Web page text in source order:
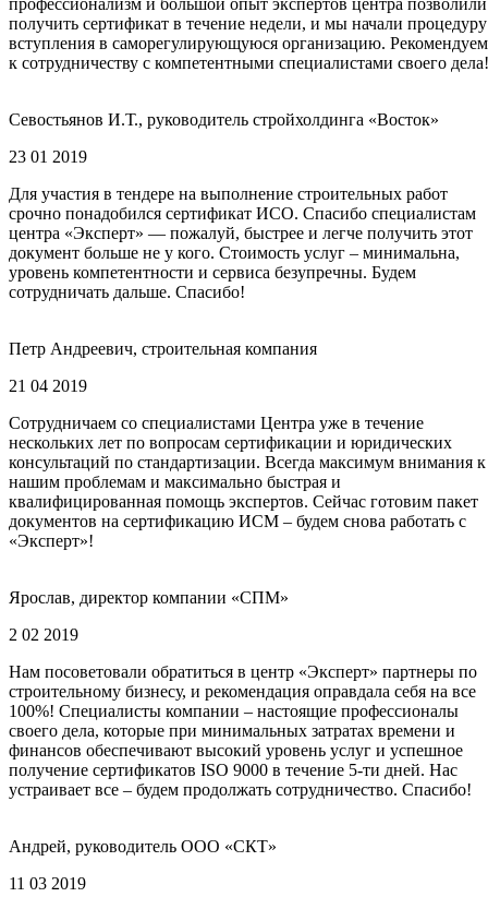
получить сертификат в течение недели, и мы начали процедуру
вступления в саморегулирующуюся организацию. Рекомендуем
к сотрудничеству с компетентными специалистами своего дела!
Севостьянов И.Т., руководитель стройхолдинга «Восток»
23 01 2019
Для участия в тендере на выполнение строительных работ
срочно понадобился сертификат ИСО. Спасибо специалистам
центра «Эксперт» — пожалуй, быстрее и легче получить этот
документ больше не у кого. Стоимость услуг – минимальна,
уровень компетентности и сервиса безупречны. Будем
сотрудничать дальше. Спасибо!
Петр Андреевич, строительная компания
21 04 2019
Сотрудничаем со специалистами Центра уже в течение
нескольких лет по вопросам сертификации и юридических
консультаций по стандартизации. Всегда максимум внимания к
нашим проблемам и максимально быстрая и
квалифицированная помощь экспертов. Сейчас готовим пакет
документов на сертификацию ИСМ – будем снова работать с
«Эксперт»!
Ярослав, директор компании «СПМ»
2 02 2019
Нам посоветовали обратиться в центр «Эксперт» партнеры по
строительному бизнесу, и рекомендация оправдала себя на все
100%! Специалисты компании – настоящие профессионалы
своего дела, которые при минимальных затратах времени и
финансов обеспечивают высокий уровень услуг и успешное
получение сертификатов ISO 9000 в течение 5-ти дней. Нас
устраивает все – будем продолжать сотрудничество. Спасибо!
Андрей, руководитель ООО «СКТ»
11 03 2019